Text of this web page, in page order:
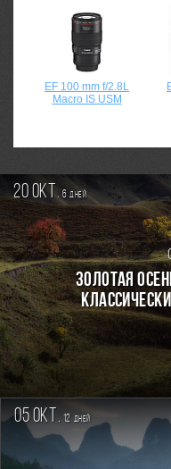
EF 100 mm f/2.8L
Macro IS USM
20 окт. 6дней
Золотая
05 окт. 12 дней